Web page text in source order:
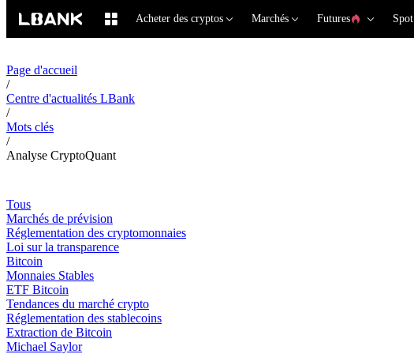
Acheter des cryptos Marchés Futures Spot
Page d'accueil
/
Centre d'actualités LBank
/
Mots clés
/
Analyse CryptoQuant
Tous
Marchés de prévision
Réglementation des cryptomonnaies
Loi sur la transparence
Bitcoin
Monnaies Stables
ETF Bitcoin
Tendances du marché crypto
Réglementation des stablecoins
Extraction de Bitcoin
Michael Saylor